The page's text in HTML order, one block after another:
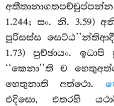
1.244; සං. නි. 3.59)
පුරිසස්ස
1.73) පුච්ඡායං.
‘‘කෙනා’’ති ච
හෙතුනාති අත්ථො.
එදිසො, එතරහි